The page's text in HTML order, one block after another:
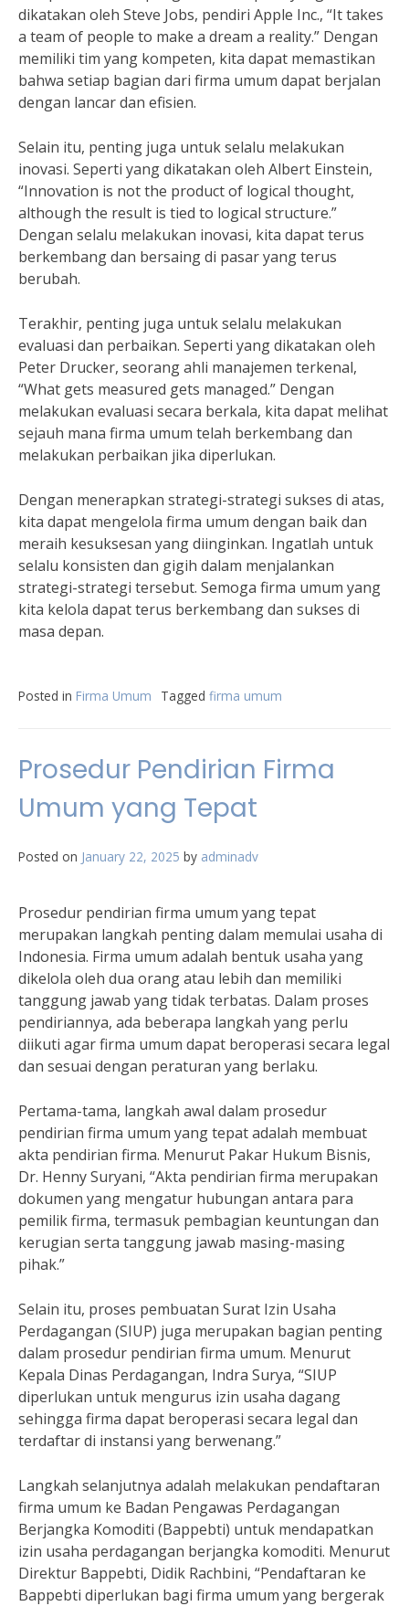
dikatakan oleh Steve Jobs, pendiri Apple Inc., “It takes
a team of people to make a dream a reality.” Dengan
memiliki tim yang kompeten, kita dapat memastikan
bahwa setiap bagian dari firma umum dapat berjalan
dengan lancar dan efisien.
Selain itu, penting juga untuk selalu melakukan
inovasi. Seperti yang dikatakan oleh Albert Einstein,
“Innovation is not the product of logical thought,
although the result is tied to logical structure.”
Dengan selalu melakukan inovasi, kita dapat terus
berkembang dan bersaing di pasar yang terus
berubah.
Terakhir, penting juga untuk selalu melakukan
evaluasi dan perbaikan. Seperti yang dikatakan oleh
Peter Drucker, seorang ahli manajemen terkenal,
“What gets measured gets managed.” Dengan
melakukan evaluasi secara berkala, kita dapat melihat
sejauh mana firma umum telah berkembang dan
melakukan perbaikan jika diperlukan.
Dengan menerapkan strategi-strategi sukses di atas,
kita dapat mengelola firma umum dengan baik dan
meraih kesuksesan yang diinginkan. Ingatlah untuk
selalu konsisten dan gigih dalam menjalankan
strategi-strategi tersebut. Semoga firma umum yang
kita kelola dapat terus berkembang dan sukses di
masa depan.
Posted in Firma Umum Tagged firma umum
Prosedur Pendirian Firma
Umum yang Tepat
Posted on January 22, 2025 by adminadv
Prosedur pendirian firma umum yang tepat
merupakan langkah penting dalam memulai usaha di
Indonesia. Firma umum adalah bentuk usaha yang
dikelola oleh dua orang atau lebih dan memiliki
tanggung jawab yang tidak terbatas. Dalam proses
pendiriannya, ada beberapa langkah yang perlu
diikuti agar firma umum dapat beroperasi secara legal
dan sesuai dengan peraturan yang berlaku.
Pertama-tama, langkah awal dalam prosedur
pendirian firma umum yang tepat adalah membuat
akta pendirian firma. Menurut Pakar Hukum Bisnis,
Dr. Henny Suryani, “Akta pendirian firma merupakan
dokumen yang mengatur hubungan antara para
pemilik firma, termasuk pembagian keuntungan dan
kerugian serta tanggung jawab masing-masing
pihak.”
Selain itu, proses pembuatan Surat Izin Usaha
Perdagangan (SIUP) juga merupakan bagian penting
dalam prosedur pendirian firma umum. Menurut
Kepala Dinas Perdagangan, Indra Surya, “SIUP
diperlukan untuk mengurus izin usaha dagang
sehingga firma dapat beroperasi secara legal dan
terdaftar di instansi yang berwenang.”
Langkah selanjutnya adalah melakukan pendaftaran
firma umum ke Badan Pengawas Perdagangan
Berjangka Komoditi (Bappebti) untuk mendapatkan
izin usaha perdagangan berjangka komoditi. Menurut
Direktur Bappebti, Didik Rachbini, “Pendaftaran ke
Bappebti diperlukan bagi firma umum yang bergerak